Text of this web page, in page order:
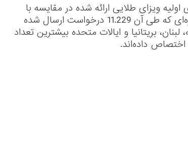
درخواست‌های اولیه ویزای طلایی ارائه شده در مقایسه با
ارقام مربوط به دوره مشابه در سال 2023 نشان می‌دهد. دوره‌ای که طی آن 11.229 درخواست ارسال شده
بریتانیا و ایالات متحده بیشترین تعداد